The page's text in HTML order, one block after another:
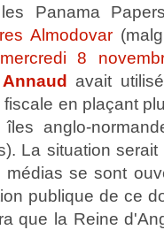
Panama
Almodovar
8
avait
en plaçant
anglo-
La situation
se sont
publique de ce
que la Reine